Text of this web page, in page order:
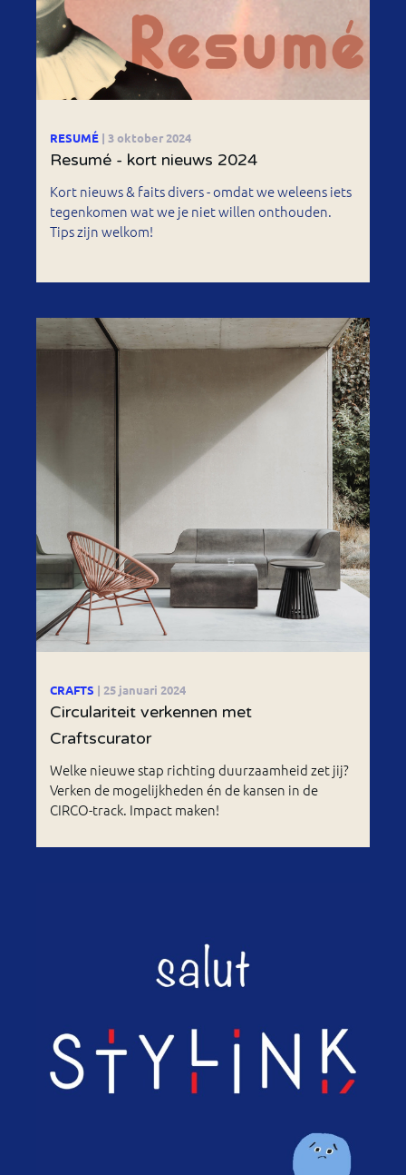
RESUMÉ | 3 oktober 2024
Resumé - kort nieuws 2024
Kort nieuws & faits divers - omdat we weleens iets
tegenkomen wat we je niet willen onthouden.
Tips zijn welkom!
CRAFTS | 25 januari 2024
Circulariteit verkennen met
Craftscurator
Welke nieuwe stap richting duurzaamheid zet jij?
Verken de mogelijkheden én de kansen in de
CIRCO-track. Impact maken!